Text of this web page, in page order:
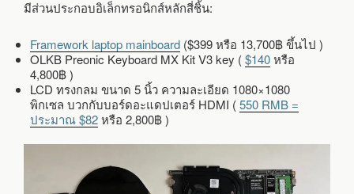
มีส่วนประกอบอิเล็กทรอนิกส์หลักสี่ชิ้น:
Framework laptop mainboard($399 หรือ 13,700฿ ขึ้นไป )
OLKB Preonic Keyboard MX Kit V3 key ($140หรือ
4,800฿ )
LCD ทรงกลม ขนาด 5 นิ้ว ความละเอียด 1080×1080
พิกเซล บวกกับบอร์ดอะแดปเตอร์ HDMI (550 RMB =
ประมาณ $82หรือ 2,800฿ )